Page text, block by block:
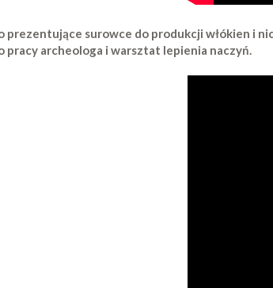
prezentujące surowce do produkcji włókien i
pracy archeologa i warsztat lepienia naczyń.